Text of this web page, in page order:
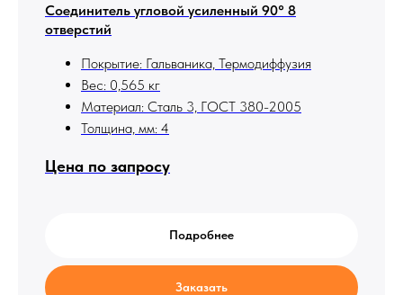
Соединитель угловой усиленный 90° 8
отверстий
Покрытие: Гальваника, Термодиффузия
Вес: 0,565 кг
Материал: Сталь 3, ГОСТ 380-2005
Толщина, мм: 4
Цена по запросу
Подробнее
Заказать